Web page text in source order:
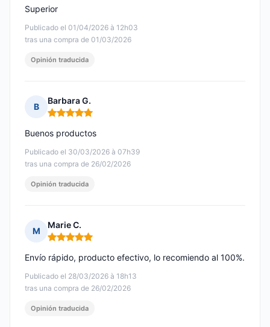
Publicado el 01/04/2026 à 12h03
tras una compra de 01/03/2026
Superior
Opinión traducida
B
Barbara G.
Nota: 5 de 5
Publicado el 30/03/2026 à 07h39
tras una compra de 26/02/2026
Buenos productos
Opinión traducida
M
Marie C.
Nota: 5 de 5
Publicado el 28/03/2026 à 18h13
tras una compra de 26/02/2026
Envío rápido, producto efectivo, lo recomiendo al 100%.
Opinión traducida